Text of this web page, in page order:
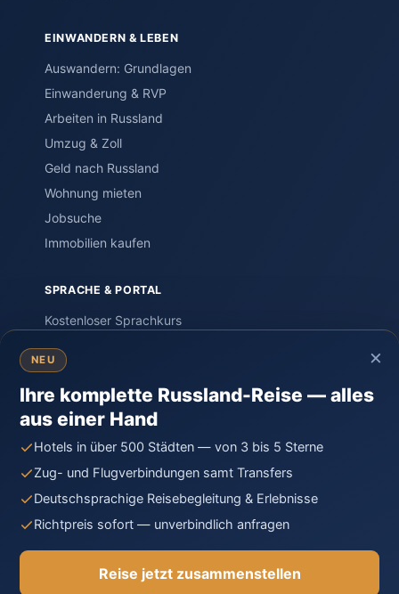
EINWANDERN & LEBEN
Auswandern: Grundlagen
Einwanderung & RVP
Arbeiten in Russland
Umzug & Zoll
Geld nach Russland
Wohnung mieten
Jobsuche
Immobilien kaufen
SPRACHE & PORTAL
Kostenloser Sprachkurs
Einstufungstest
Sprachreisen
PORTAL – Community
Wissen & Ratgeber
Russland-Knigge
Kontakt
Impressum
Datenschutz Cookie-Richtlinie
×
NEU
Ihre komplette Russland-Reise — alles
aus einer Hand
Hotels in über 500 Städten — von 3 bis 5 Sterne
Zug- und Flugverbindungen samt Transfers
Deutschsprachige Reisebegleitung & Erlebnisse
Richtpreis sofort — unverbindlich anfragen
Reise jetzt zusammenstellen